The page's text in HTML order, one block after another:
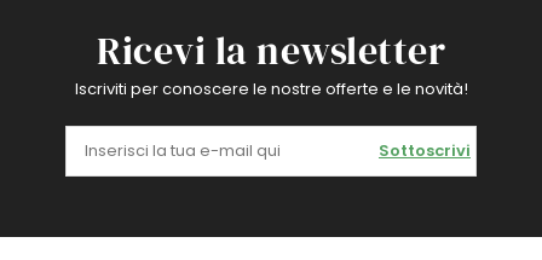
Ricevi la newsletter
Iscriviti per conoscere le nostre offerte e le novità!
Sottoscrivi